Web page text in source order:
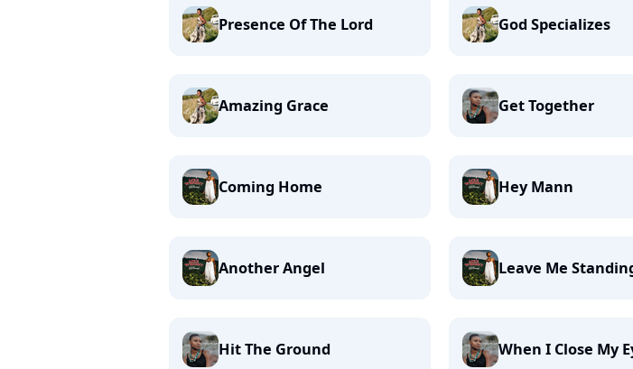
Presence Of The Lord God Specializes
Amazing Grace Get Together
Coming Home Hey Mann
Another Angel Leave Me
Hit The Ground When I Close My